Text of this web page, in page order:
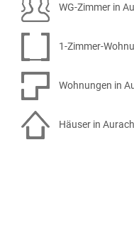
WG-Zimmer in
1-Zimmer-
Wohnungen in
Häuser in